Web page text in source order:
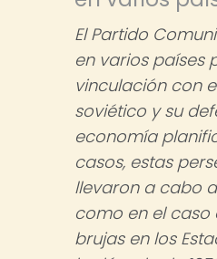
El Partido
en varios países
vinculación con
soviético y su
economía
casos, estas
llevaron a cabo
como en el caso
brujas en los